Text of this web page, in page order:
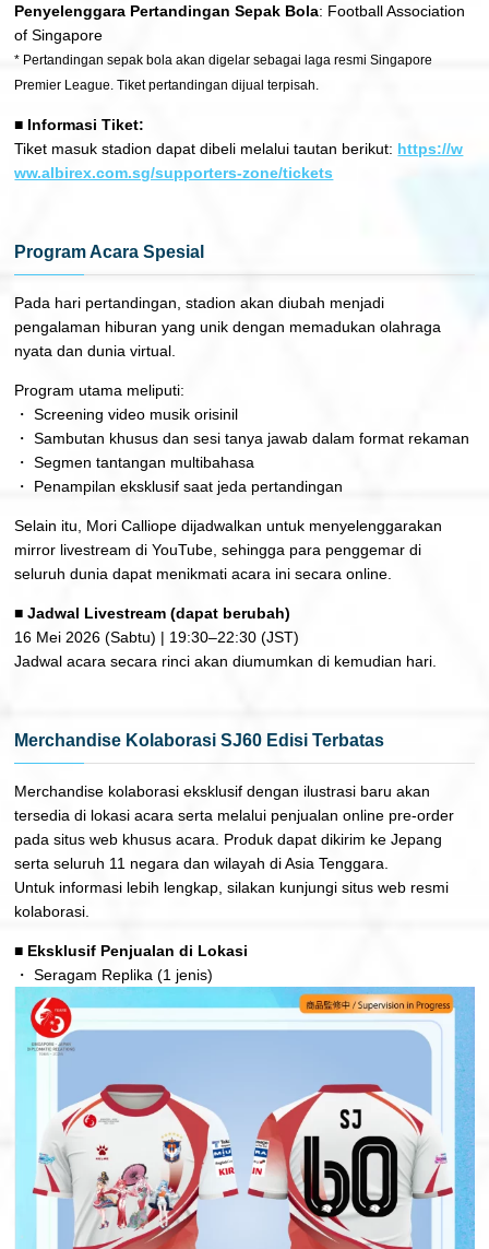
Penyelenggara Pertandingan Sepak Bola: Football Association
of Singapore
* Pertandingan sepak bola akan digelar sebagai laga resmi Singapore
Premier League. Tiket pertandingan dijual terpisah.
■ Informasi Tiket:
Tiket masuk stadion dapat dibeli melalui tautan berikut: https://w
ww.albirex.com.sg/supporters-zone/tickets
Program Acara Spesial
Pada hari pertandingan, stadion akan diubah menjadi
pengalaman hiburan yang unik dengan memadukan olahraga
nyata dan dunia virtual.
Program utama meliputi:
・ Screening video musik orisinil
・ Sambutan khusus dan sesi tanya jawab dalam format rekaman
・ Segmen tantangan multibahasa
・ Penampilan eksklusif saat jeda pertandingan
Selain itu, Mori Calliope dijadwalkan untuk menyelenggarakan
mirror livestream di YouTube, sehingga para penggemar di
seluruh dunia dapat menikmati acara ini secara online.
■ Jadwal Livestream (dapat berubah)
16 Mei 2026 (Sabtu) | 19:30–22:30 (JST)
Jadwal acara secara rinci akan diumumkan di kemudian hari.
Merchandise Kolaborasi SJ60 Edisi Terbatas
Merchandise kolaborasi eksklusif dengan ilustrasi baru akan
tersedia di lokasi acara serta melalui penjualan online pre-order
pada situs web khusus acara. Produk dapat dikirim ke Jepang
serta seluruh 11 negara dan wilayah di Asia Tenggara.
Untuk informasi lebih lengkap, silakan kunjungi situs web resmi
kolaborasi.
■ Eksklusif Penjualan di Lokasi
・ Seragam Replika (1 jenis)